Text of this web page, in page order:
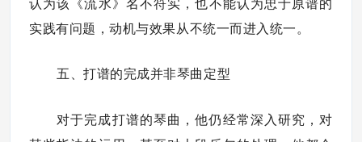
认为该《流水》名不符实，也不能认为忠于原谱的
实践有问题，动机与效果从不统一而进入统一。
五、打谱的完成并非琴曲定型
对于完成打谱的琴曲，他仍经常深入研究，对